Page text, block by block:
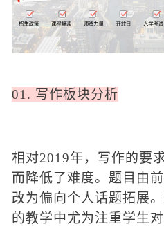
01. 写作板块分析
相对2019年，写作的要
而降低了难度。题目由
改为偏向个人话题拓展
的教学中尤为注重学生